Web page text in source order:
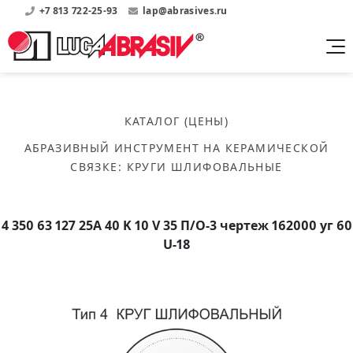
+7 813 722-25-93 lap@abrasives.ru
бакелитовой связке
Скачать каталог
Круги шлифовальные
Сегменты шлифовальные
Бруски шлифовальные
Скачать каталог
Круги шлифовальные
Скачать прайсы на нашу продукцию
О нас
Информация о заводе
История завода
Мероприятия
Контакты
КАТАЛОГ (ЦЕНЫ)
АБРАЗИВНЫЙ ИНСТРУМЕНТ НА КЕРАМИЧЕСКОЙ
СВЯЗКЕ : КРУГИ ШЛИФОВАЛЬНЫЕ
4 350 63 127 25А 40 K 10 V 35 П/О-3 чертеж 162000 уг 60
U-18